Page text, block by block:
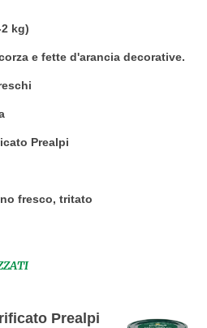
kg)
e fette d'arancia decorative.
Prealpi
fresco, tritato
Prealpi